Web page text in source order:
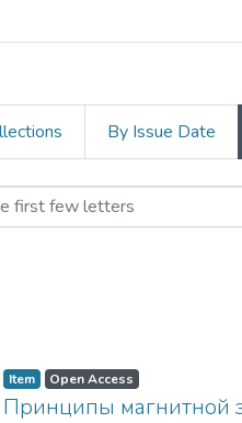
By Issue Date
Author
Item Open Access
Принципы магнитной